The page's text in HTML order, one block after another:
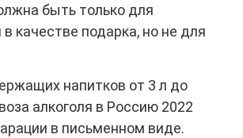
быть только для
качестве подарка, но не для
напитков от 3 л до
алкоголя в Россию 2022
в письменном виде.